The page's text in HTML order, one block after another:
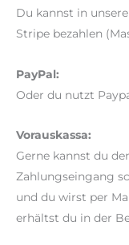
Du kannst in
Stripe bezahlen
PayPal:
Oder du nutzt
Vorauskassa:
Gerne kannst du
Zahlungseingang
und du wirst per
erhältst du in der